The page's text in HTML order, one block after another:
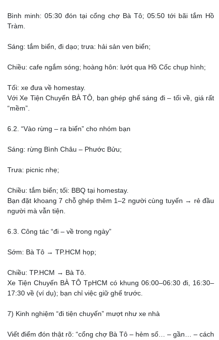
Bình minh: 05:30 đón tại cổng chợ Bà Tô; 05:50 tới bãi tắm Hồ
Tràm.
Sáng: tắm biển, đi dạo; trưa: hải sản ven biển;
Chiều: cafe ngắm sóng; hoàng hôn: lướt qua Hồ Cốc chụp hình;
Tối: xe đưa về homestay.
Với Xe Tiện Chuyến BÀ TÔ, bạn ghép ghế sáng đi – tối về, giá rất
“mềm”.
6.2. “Vào rừng – ra biển” cho nhóm bạn
Sáng: rừng Bình Châu – Phước Bửu;
Trưa: picnic nhẹ;
Chiều: tắm biển; tối: BBQ tại homestay.
Bạn đặt khoang 7 chỗ ghép thêm 1–2 người cùng tuyến → rẻ đầu
người mà vẫn tiện.
6.3. Công tác “đi – về trong ngày”
Sớm: Bà Tô → TP.HCM họp;
Chiều: TP.HCM → Bà Tô.
Xe Tiện Chuyến BÀ TÔ TpHCM có khung 06:00–06:30 đi, 16:30–
17:30 về (ví dụ); bạn chỉ việc giữ ghế trước.
7) Kinh nghiệm “đi tiện chuyến” mượt như xe nhà
Viết điểm đón thật rõ: “cổng chợ Bà Tô – hẻm số… – gần… – cách